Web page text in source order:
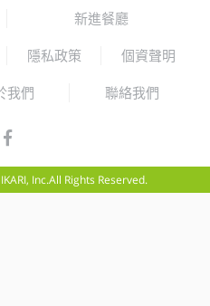
新進餐廳
隱私政策 個資聲明
我們 聯絡我們
Inc.All Rights Reserved.